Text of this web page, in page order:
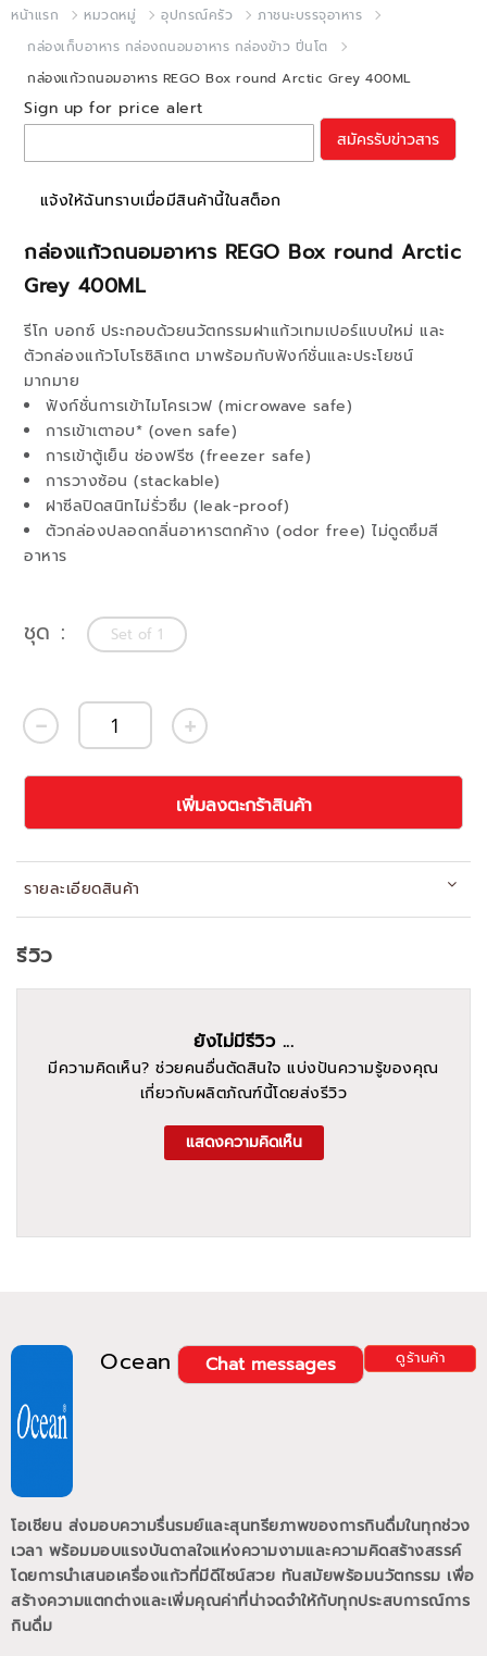
หน้าแรก หมวดหมู่ อุปกรณ์ครัว
ภาชนะบรรจุอาหาร
กล่องเก็บอาหาร กล่องถนอมอาหาร กล่องข้าว ปิ่นโต
กล่องแก้วถนอมอาหาร REGO Box round Arctic Grey 400ML
กล่องแก้วถนอมอาหาร REGO Box round Arctic
Grey 400ML
รีโก บอกซ์ ประกอบด้วยนวัตกรรมฝาแก้วเทมเปอร์แบบใหม่ และ
ตัวกล่องแก้วโบโรซิลิเกต มาพร้อมกับฟังก์ชั่นและประโยชน์
มากมาย
ฟังก์ชั่นการเข้าไมโครเวฟ (microwave safe)
การเข้าเตาอบ* (oven safe)
การเข้าตู้เย็น ช่องฟรีซ (freezer safe)
การวางซ้อน (stackable)
ฝาซีลปิดสนิทไม่รั่วซึม (leak-proof)
ตัวกล่องปลอดกลิ่นอาหารตกค้าง (odor free) ไม่ดูดซึมสี
อาหาร
Sign up for price alert
สมัครรับข่าวสาร
แจ้งให้ฉันทราบเมื่อมีสินค้านี้ในสต็อก
ชุด Set of 1
เพิ่มลงตะกร้าสินค้า
รายละเอียดสินค้า
Ocean ดูร้านค้า
Chat messages
โอเชียน ส่งมอบความรื่นรมย์และสุนทรียภาพของการกินดื่มในทุกช่วง
เวลา พร้อมมอบแรงบันดาลใจแห่งความงามและความคิดสร้างสรรค์
โดยการนำเสนอเครื่องแก้วที่มีดีไซน์สวย ทันสมัยพร้อมนวัตกรรม เพื่อ
สร้างความแตกต่างและเพิ่มคุณค่าที่น่าจดจำให้กับทุกประสบการณ์การ
กินดื่ม
รีวิว
ยังไม่มีรีวิว ...
มีความคิดเห็น? ช่วยคนอื่นตัดสินใจ แบ่งปันความรู้ของคุณ
เกี่ยวกับผลิตภัณฑ์นี้โดยส่งรีวิว
แสดงความคิดเห็น